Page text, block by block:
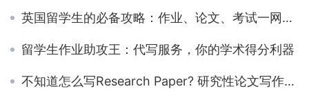
英国留学生的必备攻略：作业、论文、考试一网打尽
留学生作业助攻王：代写服务，你的学术得分利器
不知道怎么写Research Paper? 研究性论文写作技巧分享!